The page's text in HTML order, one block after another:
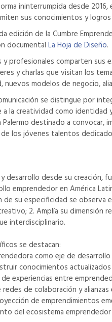
ininterrumpida desde 2016,
sus conocimientos y
edición de la Cumbre
documental La Hoja de Diseño.
profesionales comparten sus
y charlas que visitan los
nuevos modelos de negocio,
se distingue por
la creatividad como identidad
destinado a
los jóvenes talentos
y desarrollo desde su
emprendedor en América
su especificidad se observa
2. Amplía su dimensión
interdisciplinario.
se destacan:
como eje de
conocimientos
experiencias entre
de colaboración y
de emprendimientos
del ecosistema